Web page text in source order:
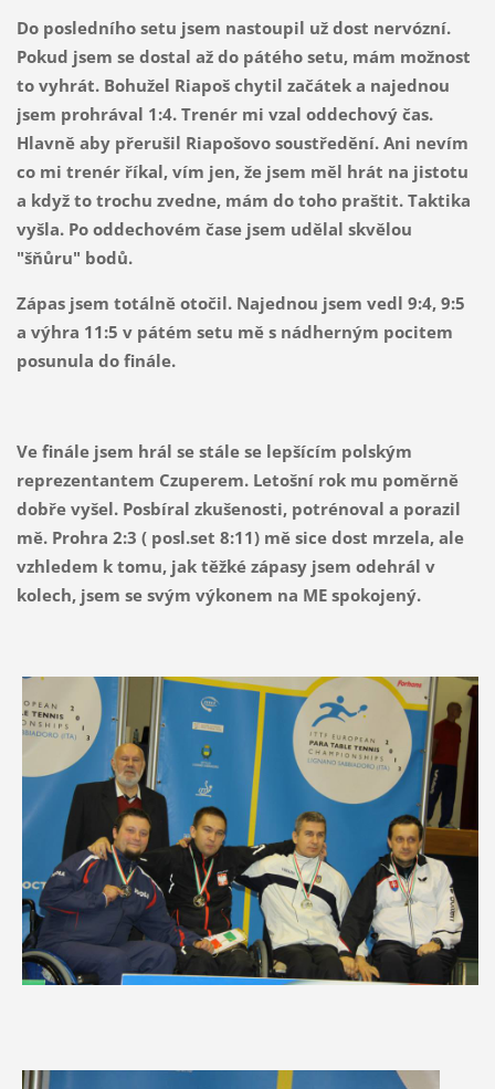
Do posledního setu jsem nastoupil už dost nervózní.
Pokud jsem se dostal až do pátého setu, mám možnost
to vyhrát. Bohužel Riapoš chytil začátek a najednou
jsem prohrával 1:4. Trenér mi vzal oddechový čas.
Hlavně aby přerušil Riapošovo soustředění. Ani nevím
co mi trenér říkal, vím jen, že jsem měl hrát na jistotu
a když to trochu zvedne, mám do toho praštit. Taktika
vyšla. Po oddechovém čase jsem udělal skvělou
"šňůru" bodů.
Zápas jsem totálně otočil. Najednou jsem vedl 9:4, 9:5
a výhra 11:5 v pátém setu mě s nádherným pocitem
posunula do finále.
Ve finále jsem hrál se stále se lepšícím polským
reprezentantem Czuperem. Letošní rok mu poměrně
dobře vyšel. Posbíral zkušenosti, potrénoval a porazil
mě. Prohra 2:3 ( posl.set 8:11) mě sice dost mrzela, ale
vzhledem k tomu, jak těžké zápasy jsem odehrál v
kolech, jsem se svým výkonem na ME spokojený.